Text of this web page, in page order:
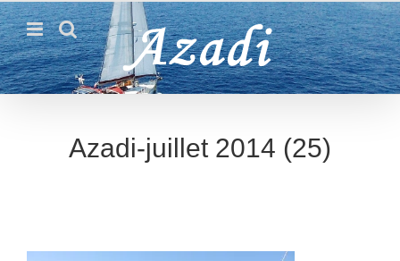
Passer
au
contenu
Azadi-juillet 2014 (25)